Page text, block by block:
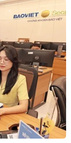
và FTA).